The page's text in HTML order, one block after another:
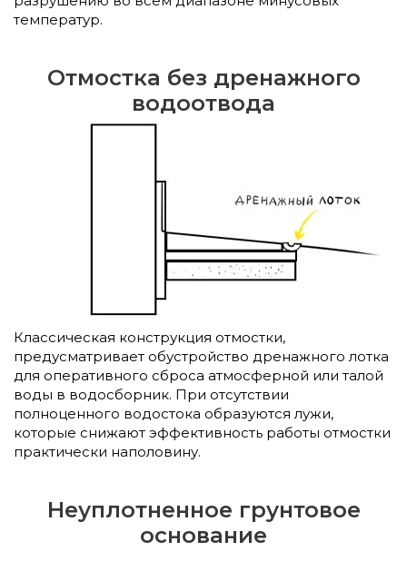
температур.
Отмостка без дренажного
водоотвода
Классическая конструкция отмостки,
предусматривает обустройство дренажного лотка
для оперативного сброса атмосферной или талой
воды в водосборник. При отсутствии
полноценного водостока образуются лужи,
которые снижают эффективность работы отмостки
практически наполовину.
Неуплотненное грунтовое
основание